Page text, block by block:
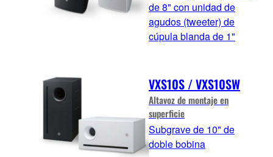
de 8" con unidad de
agudos (tweeter) de
cúpula blanda de 1"
VXS10S / VXS10SW
Altavoz de montaje en
superficie
Subgrave de 10" de
doble bobina